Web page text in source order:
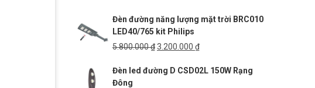
là:
3.080.000 ₫.
tại
2.310.000 ₫.
Đèn đường năng lượng mặt trời BRC010
LED40/765 kit Philips
5.800.000₫Giá
là:
3.200.000 ₫Giá
tại
Đèn led đường D CSD02L 150W Rạng
Đông